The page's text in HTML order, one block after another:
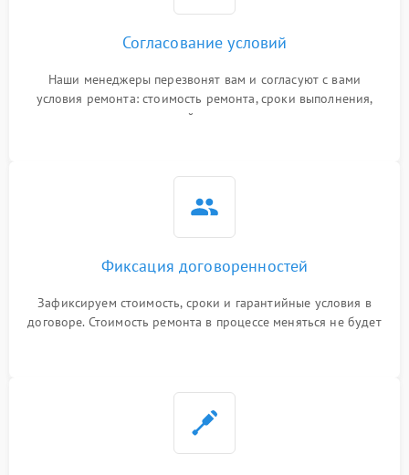
Согласование условий
Наши менеджеры перезвонят вам и согласуют с вами
условия ремонта: стоимость ремонта, сроки выполнения,
гарантийные условия
Фиксация договоренностей
Зафиксируем стоимость, сроки и гарантийные условия в
договоре. Стоимость ремонта в процессе меняться не будет